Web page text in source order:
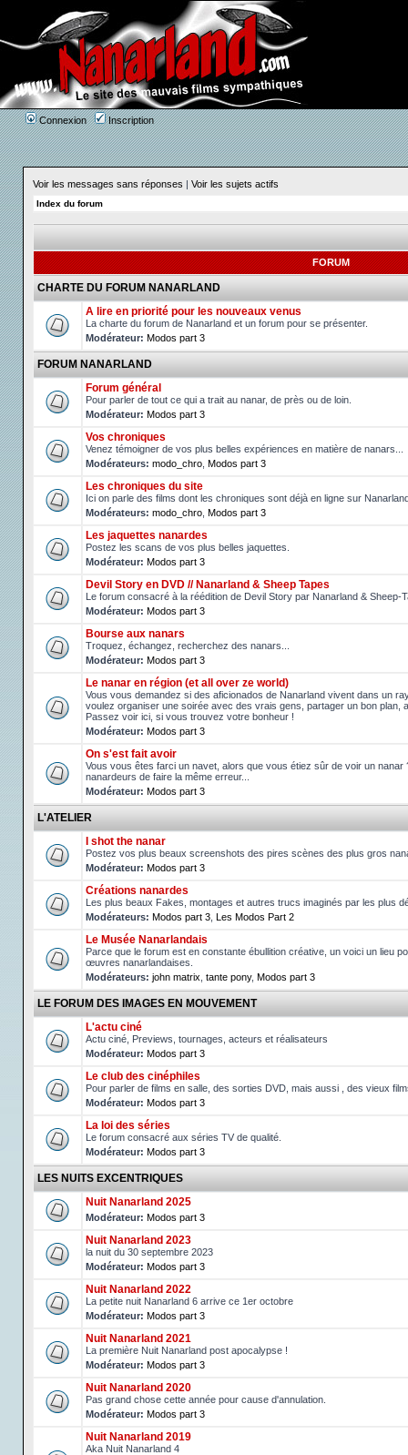
Connexion Inscription
Voir les messages sans réponses | Voir les sujets actifs
Index du forum
FORUM
CHARTE DU FORUM NANARLAND
A lire en priorité pour les nouveaux venus
La charte du forum de Nanarland et un forum pour se présenter.
Modérateur: Modos part 3
FORUM NANARLAND
Forum général
Pour parler de tout ce qui a trait au nanar, de près ou de loin.
Modérateur: Modos part 3
Vos chroniques
Venez témoigner de vos plus belles expériences en matière de nanars...
Modérateurs: modo_chro Modos part 3
Les chroniques du site
Ici on parle des films dont les chroniques sont déjà en ligne sur
Modérateurs: modo_chro Modos part 3
Les jaquettes nanardes
Postez les scans de vos plus belles jaquettes.
Modérateur: Modos part 3
Devil Story en DVD // Nanarland & Sheep Tapes
Le forum consacré à la réédition de Devil Story par Nanarland & Sheep-
Modérateur: Modos part 3
Bourse aux nanars
Troquez, échangez, recherchez des nanars...
Modérateur: Modos part 3
Le nanar en région (et all over ze world)
Vous vous demandez si des aficionados de Nanarland vivent dans un
voulez organiser une soirée avec des vrais gens, partager un bon plan,
Passez voir ici, si vous trouvez votre bonheur !
Modérateur: Modos part 3
On s'est fait avoir
Vous vous êtes farci un navet, alors que vous étiez sûr de voir un
nanardeurs de faire la même erreur...
Modérateur: Modos part 3
L'ATELIER
I shot the nanar
Postez vos plus beaux screenshots des pires scènes des plus gros
Modérateur: Modos part 3
Créations nanardes
Les plus beaux Fakes, montages et autres trucs imaginés par les plus
Modérateurs: Modos part 3 Les Modos Part 2
Le Musée Nanarlandais
Parce que le forum est en constante ébullition créative, un voici un lieu
œuvres nanarlandaises.
Modérateurs: john matrix tante pony, Modos part 3
LE FORUM DES IMAGES EN MOUVEMENT
L'actu ciné
Actu ciné, Previews, tournages, acteurs et réalisateurs
Modérateur: Modos part 3
Le club des cinéphiles
Pour parler de films en salle, des sorties DVD, mais aussi , des vieux
Modérateur: Modos part 3
La loi des séries
Le forum consacré aux séries TV de qualité.
Modérateur: Modos part 3
LES NUITS EXCENTRIQUES
Nuit Nanarland 2025
Modérateur: Modos part 3
Nuit Nanarland 2023
la nuit du 30 septembre 2023
Modérateur: Modos part 3
Nuit Nanarland 2022
La petite nuit Nanarland 6 arrive ce 1er octobre
Modérateur: Modos part 3
Nuit Nanarland 2021
La première Nuit Nanarland post apocalypse !
Modérateur: Modos part 3
Nuit Nanarland 2020
Pas grand chose cette année pour cause d'annulation.
Modérateur: Modos part 3
Nuit Nanarland 2019
Aka Nuit Nanarland 4